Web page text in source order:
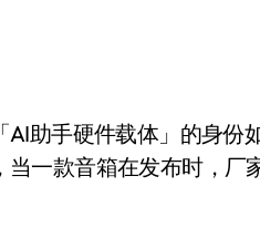
一款音箱在发布时，厂